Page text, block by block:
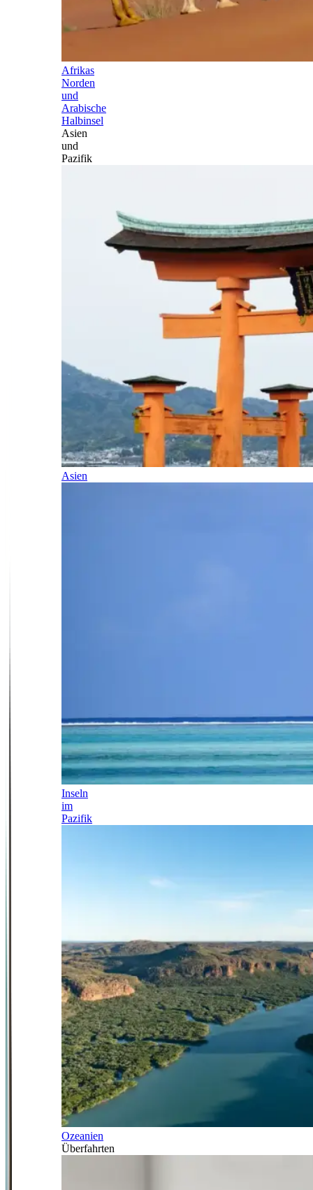
Afrikas
Norden
und
Arabische
Halbinsel
Asien
und
Pazifik
Asien
Inseln
im
Pazifik
Ozeanien
Überfahrten